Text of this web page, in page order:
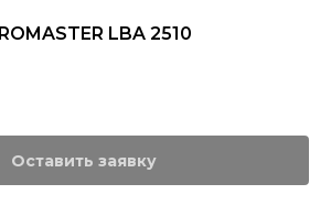
LBA 2510
Оставить заявку